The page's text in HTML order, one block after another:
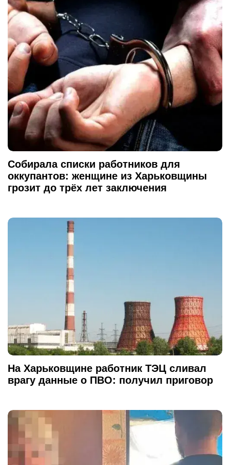
Собирала списки работников для
оккупантов: женщине из Харьковщины
грозит до трёх лет заключения
На Харьковщине работник ТЭЦ сливал
врагу данные о ПВО: получил приговор